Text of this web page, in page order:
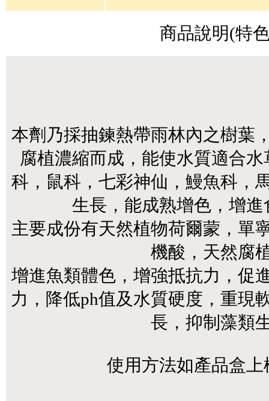
商品說明(特
本劑乃採抽鍊熱帶雨林內之樹葉
腐植濃縮而成，能使水質適合
科，鼠科，七彩神仙，鰻魚科，
生長，能成熟增色，增
主要成份有天然植物荷爾蒙，單
機酸，天然腐
增進魚類體色，增強抵抗力，促
力，降低ph值及水質硬度，重現
長，抑制藻類
使用方法如產品盒上